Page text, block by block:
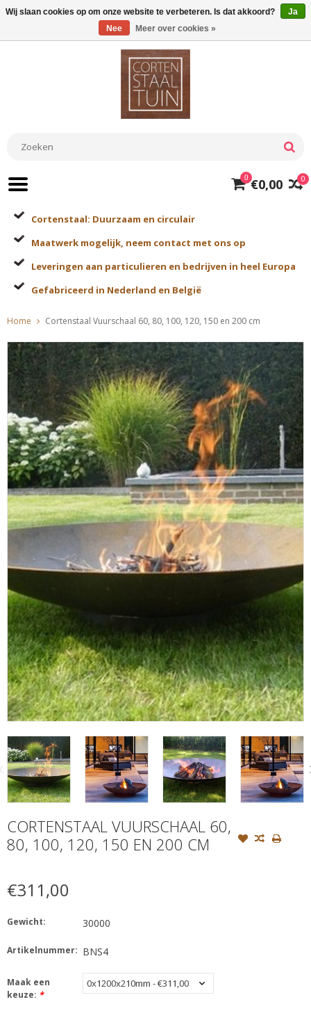
0
0 €0,00
Cortenstaal: Duurzaam en circulair
Maatwerk mogelijk, neem contact met ons op
Leveringen aan particulieren en bedrijven in heel Europa
Gefabriceerd in Nederland en België
Home Cortenstaal Vuurschaal 60, 80, 100, 120, 150 en 200 cm
CORTENSTAAL VUURSCHAAL 60,
80, 100, 120, 150 EN 200 CM
€311,00
Gewicht: 30000
Artikelnummer: BNS4
Maak een
keuze: *
Wij slaan cookies op om onze website te verbeteren. Is dat akkoord?
Ja
Nee
Meer over cookies »